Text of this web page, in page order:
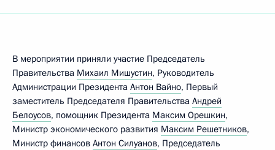
В мероприятии приняли участие Председатель
Правительства Михаил Мишустин, Руководитель
Администрации Президента Антон Вайно, Первый
заместитель Председателя Правительства Андрей
Белоусов, помощник Президента Максим Орешкин,
Министр экономического развития Максим Решетников,
Министр финансов Антон Силуанов, Председатель